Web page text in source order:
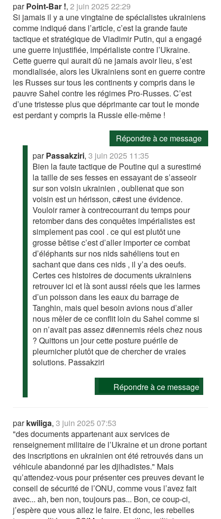
parPoint-Bar !,2 juin 2025 22:29
Si jamais il y a une vingtaine de spécialistes ukrainiens
comme indiqué dans l’article, c’est la grande faute
tactique et stratégique de Vladimir Putin, qui a engagé
une guerre injustifiée, impérialiste contre l’Ukraine.
Cette guerre qui aurait dû ne jamais avoir lieu, s’est
mondialisée, alors les Ukrainiens sont en guerre contre
les Russes sur tous les continents y compris dans le
pauvre Sahel contre les régimes Pro-Russes. C’est
d’une tristesse plus que déprimante car tout le monde
est perdant y compris la Russie elle-même !
Répondre à ce message
parPassakziri,3 juin 2025 11:35
Bien la faute tactique de Poutine qui a surestimé
la taille de ses fesses en essayant de s’asseoir
sur son voisin ukrainien , oublienat que son
voisin est un hérisson, c#est une évidence.
Vouloir ramer à contrecourrant du temps pour
retomber dans des conquêtes impérialistes est
simplement pas cool . ce qui est plutôt une
grosse bêtise c’est d’aller importer ce combat
d’éléphants sur nos nids sahéliens tout en
sachant que dans ces nids , il y’a des oeufs.
Certes ces histoires de documents ukrainiens
retrouver ici et là sont aussi réels que les larmes
d’un poisson dans les eaux du barrage de
Tanghin, mais quel besoin avions nous d’aller
nous mêler de ce conflit loin du Sahel comme si
on n’avait pas assez d#ennemis réels chez nous
? Quittons un jour cette posture puérile de
pleurnicher plutôt que de chercher de vraies
solutions. Passakziri
Répondre à ce message
parkwiliga,3 juin 2025 07:53
"des documents appartenant aux services de
renseignement militaire de l’Ukraine et un drone portant
des inscriptions en ukrainien ont été retrouvés dans un
véhicule abandonné par les djihadistes." Mais
qu’attendez-vous pour présenter ces preuves devant le
conseil de sécurité de l’ONU, comme vous l’avez fait
avec... ah, ben non, toujours pas... Bon, ce coup-ci,
j’espère que vous allez le faire. Et donc, les rebelles